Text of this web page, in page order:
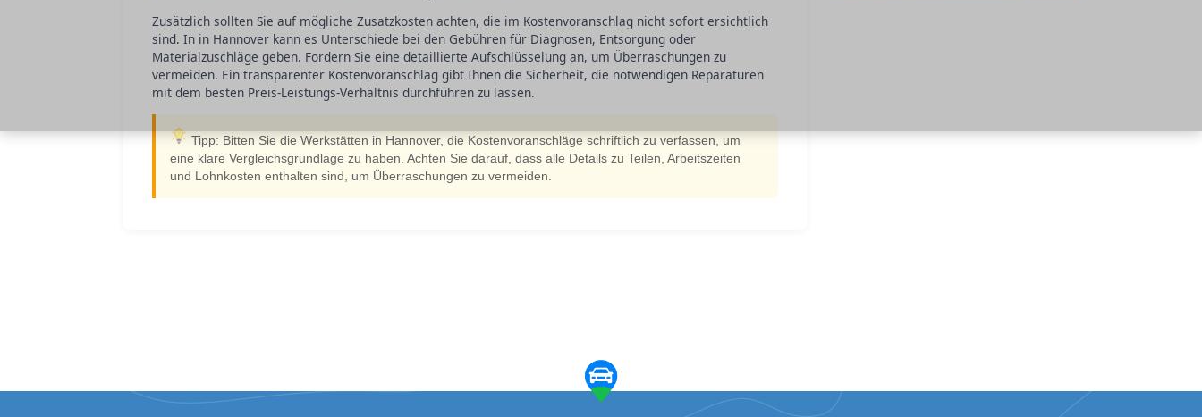
Zusätzlich sollten Sie auf mögliche Zusatzkosten achten, die im Kostenvoranschlag nicht sofort ersichtlich
sind. In in Hannover kann es Unterschiede bei den Gebühren für Diagnosen, Entsorgung oder
Materialzuschläge geben. Fordern Sie eine detaillierte Aufschlüsselung an, um Überraschungen zu
vermeiden. Ein transparenter Kostenvoranschlag gibt Ihnen die Sicherheit, die notwendigen Reparaturen
mit dem besten Preis-Leistungs-Verhältnis durchführen zu lassen.
Tipp: Bitten Sie die Werkstätten in Hannover, die Kostenvoranschläge schriftlich zu verfassen, um
eine klare Vergleichsgrundlage zu haben. Achten Sie darauf, dass alle Details zu Teilen, Arbeitszeiten
und Lohnkosten enthalten sind, um Überraschungen zu vermeiden.